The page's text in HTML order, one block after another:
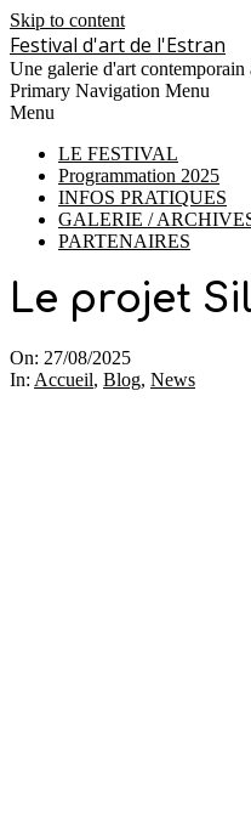
Skip to content
Festival d'art de l'Estran
Une galerie d'art
Primary Navigation Menu
Menu
LE FESTIVAL
Programmation 2025
INFOS PRATIQUES
GALERIE /
PARTENAIRES
Le projet
On: 27/08/2025
In: Accueil, Blog, News